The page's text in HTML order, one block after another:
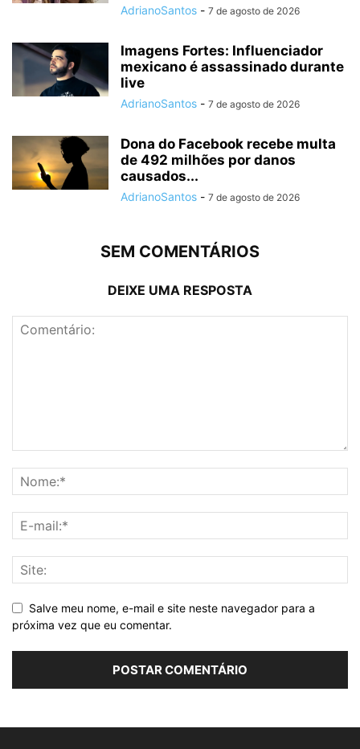
AdrianoSantos - 7 de agosto de 2026
Imagens Fortes: Influenciador
mexicano é assassinado durante
live
AdrianoSantos - 7 de agosto de 2026
Dona do Facebook recebe multa
de 492 milhões por danos
causados...
AdrianoSantos - 7 de agosto de 2026
SEM COMENTÁRIOS
DEIXE UMA RESPOSTA
Salve meu nome, e-mail e site neste navegador para a
próxima vez que eu comentar.